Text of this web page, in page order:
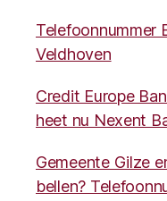
Telefoonnummer
Veldhoven
Credit Europe
heet nu Nexent
Gemeente Gilze
bellen?